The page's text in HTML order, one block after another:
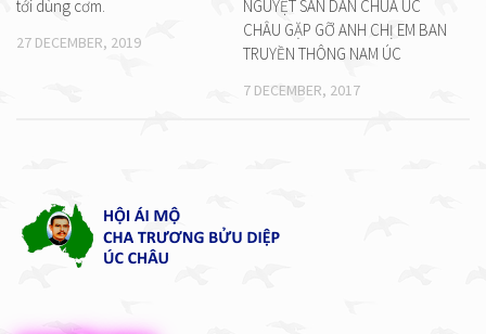
tới dùng cơm.
27 DECEMBER, 2019
NGUYỆT SAN DÂN CHÚA ÚC
CHÂU GẶP GỠ ANH CHỊ EM BAN
TRUYỀN THÔNG NAM ÚC
7 DECEMBER, 2017